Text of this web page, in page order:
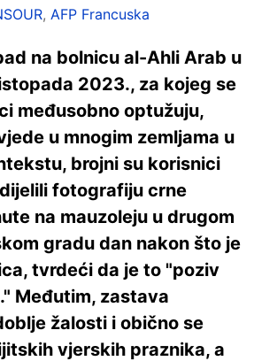
, AFP Francuska
na bolnicu al-Ahli Arab u
2023., za kojeg se
međusobno optužuju,
u mnogim zemljama u
brojni su korisnici
fotografiju crne
na mauzoleju u drugom
gradu dan nakon što je
tvrdeći da je to "poziv
Međutim, zastava
žalosti i obično se
vjerskih praznika, a